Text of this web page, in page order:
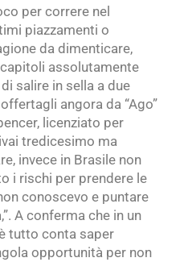
per correre nel
piazzamenti o
da dimenticare,
assolutamente
salire in sella a due
angora da “Ago”
licenziato per
tredicesimo ma
invece in Brasile non
i rischi per prendere le
conoscevo e puntare
A conferma che in un
tutto conta saper
opportunità per non